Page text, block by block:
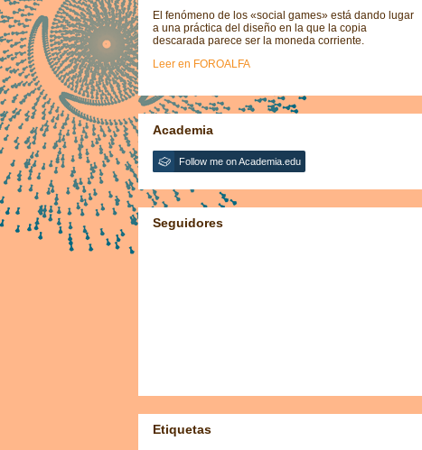
El fenómeno de los «social games» está dando lugar
a una práctica del diseño en la que la copia
descarada parece ser la moneda corriente.
Leer en FOROALFA
Academia
Follow me on Academia.edu
Seguidores
Etiquetas